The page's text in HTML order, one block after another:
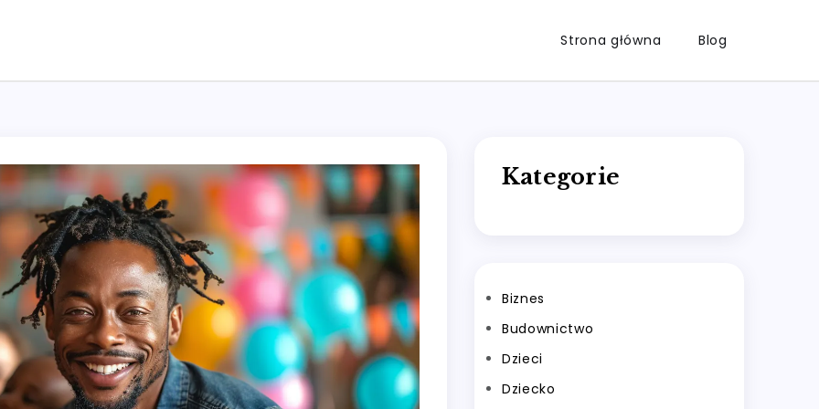
Strona główna Blog
Kategorie
Biznes
Budownictwo
Dzieci
Dziecko